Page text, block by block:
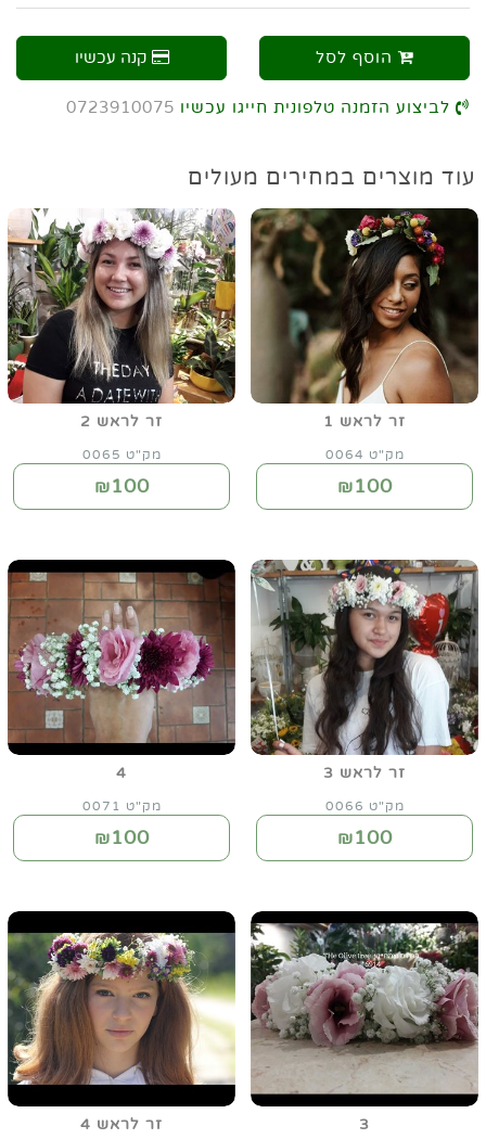
הוסף לסל קנה עכשיו
לביצוע הזמנה טלפונית חייגו עכשיו 0723910075
עוד מוצרים במחירים מעולים
זר לראש 1
מק"ט 0064
₪100
זר לראש 2
מק"ט 0065
₪100
זר לראש 3
מק"ט 0066
₪100
4
מק"ט 0071
₪100
3 זר לראש 4